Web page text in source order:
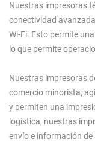
Nuestras impresoras
conectividad
Wi-Fi. Esto permite
lo que permite
Nuestras impresoras
comercio minorista,
y permiten una
logística, nuestras
envío e información